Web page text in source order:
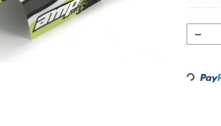
Loading...